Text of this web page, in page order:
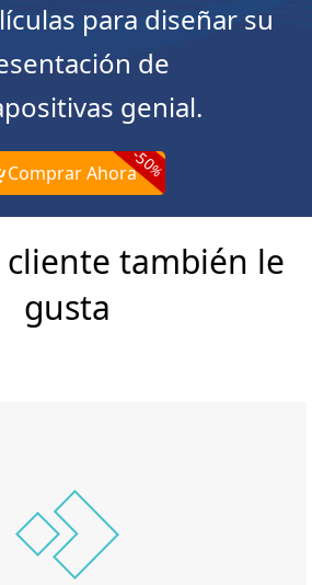
para diseñar su
de
genial.
Comprar Ahora-50
%
también le
gusta